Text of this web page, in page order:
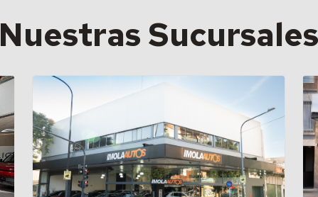
Nuestras Sucursales